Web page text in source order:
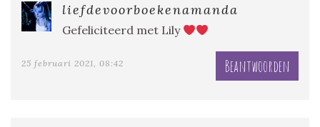
liefdevoorboekenamanda
Gefeliciteerd met Lily
25 februari 2021, 08:42 Beantwoorden